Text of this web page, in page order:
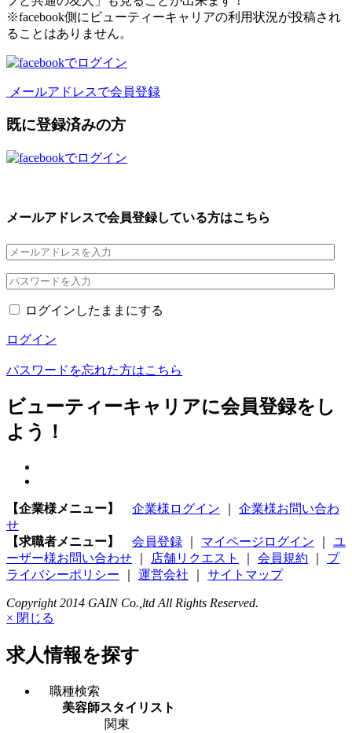
※facebook側にビューティーキャリアの利用状況が投稿され
ることはありません。
メールアドレスで会員登録
既に登録済みの方
メールアドレスで会員登録している方はこちら
ログインしたままにする
ログイン
パスワードを忘れた方はこちら
ビューティーキャリアに会員登録をし
よう！
【企業様メニュー】 企業様ログイン
企業様お問い合わ
せ
【求職者メニュー】
会員登録 マイページログイン
ユ
ーザー様お問い合わせ
店舗リクエスト 会員規約
プ
ライバシーポリシー
運営会社 サイトマップ
Copyright 2014 GAIN Co.,ltd All Rights Reserved.
× 閉じる
求人情報を探す
職種検索
美容師スタイリスト
関東